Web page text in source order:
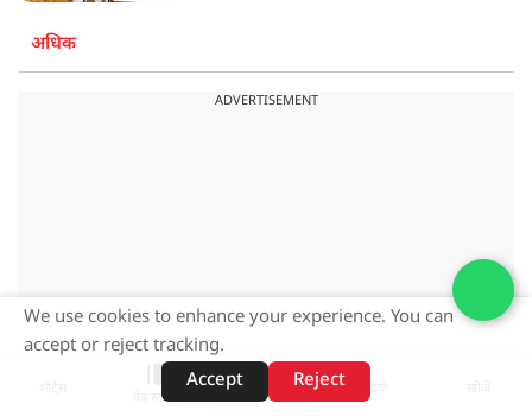
अधिक
ADVERTISEMENT
वेब स्टोरीज़
We use cookies to enhance your experience. You can
accept or reject tracking.
Accept
Reject